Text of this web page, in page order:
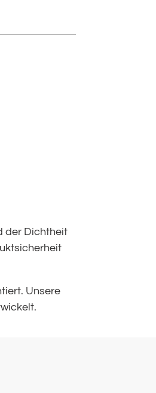
der Dichtheit
Unsere